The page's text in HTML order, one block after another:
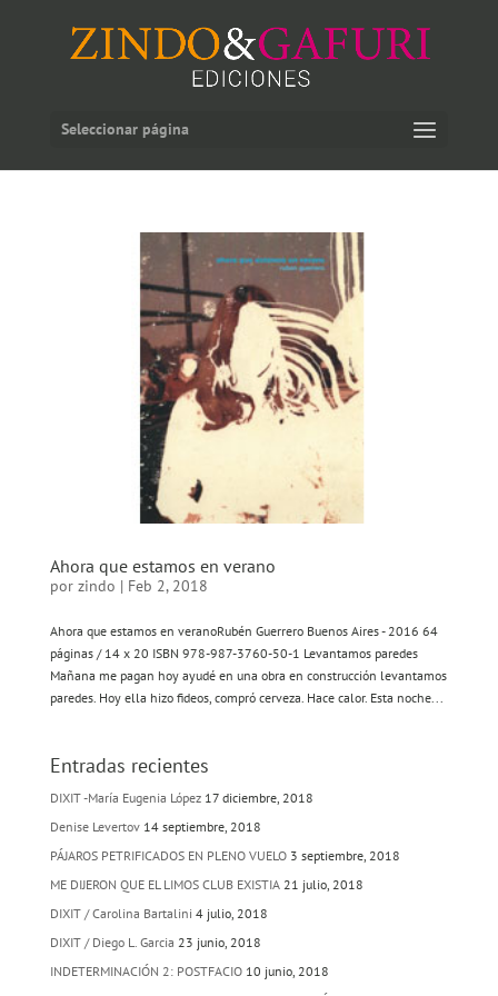
Seleccionar página
Ahora que estamos en verano
por zindo | Feb 2, 2018
Ahora que estamos en veranoRubén Guerrero Buenos Aires - 2016 64
páginas / 14 x 20 ISBN 978-987-3760-50-1 Levantamos paredes
Mañana me pagan hoy ayudé en una obra en construcción levantamos
paredes. Hoy ella hizo fideos, compró cerveza. Hace calor. Esta noche...
Entradas recientes
DIXIT -María Eugenia López 17 diciembre, 2018
Denise Levertov 14 septiembre, 2018
PÁJAROS PETRIFICADOS EN PLENO VUELO 3 septiembre, 2018
ME DIJERON QUE EL LIMOS CLUB EXISTIA 21 julio, 2018
DIXIT / Carolina Bartalini 4 julio, 2018
DIXIT / Diego L. Garcia 23 junio, 2018
INDETERMINACIÓN 2: POSTFACIO 10 junio, 2018